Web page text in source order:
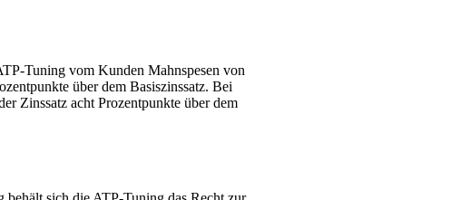
Tuning vom Kunden Mahnspesen von
über dem Basiszinssatz. Bei
Zinssatz acht Prozentpunkte über dem